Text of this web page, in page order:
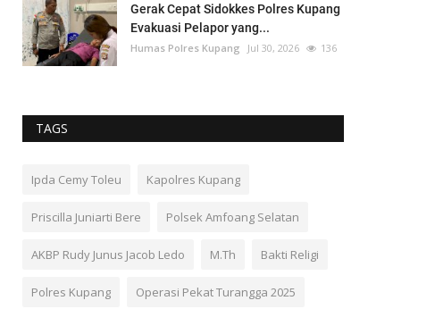
Gerak Cepat Sidokkes Polres Kupang
Evakuasi Pelapor yang...
Humas Polres Kupang Jul 30, 2026 136
TAGS
Ipda Cemy Toleu Kapolres Kupang
Priscilla Juniarti Bere Polsek Amfoang Selatan
AKBP Rudy Junus Jacob Ledo M.Th Bakti Religi
Polres Kupang Operasi Pekat Turangga 2025